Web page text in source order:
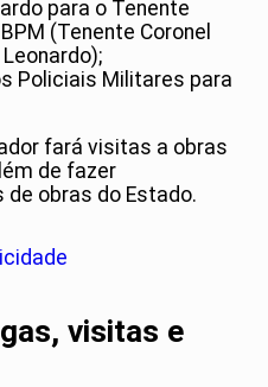
para o Tenente
(Tenente Coronel
Policiais Militares para
fará visitas a obras
de fazer
obras do Estado.
visitas e